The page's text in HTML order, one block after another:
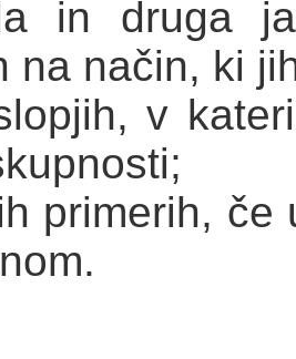
in druga
na način, ki
v
primerih, če